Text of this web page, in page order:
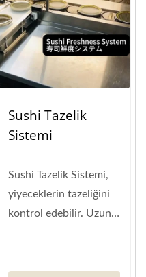
Sushi Tazelik
Sistemi
Sushi Tazelik Sistemi,
yiyeceklerin tazeliğini
kontrol edebilir. Uzun